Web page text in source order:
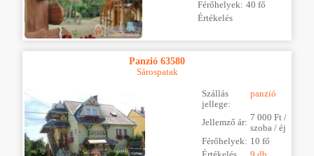
Férőhelyek: 40 fő
Értékelés
Panzió 63580
Sárospatak
Szállás
jellege:
panzió
Jellemző ár: 7 000 Ft /
szoba / éj
Férőhelyek: 10 fő